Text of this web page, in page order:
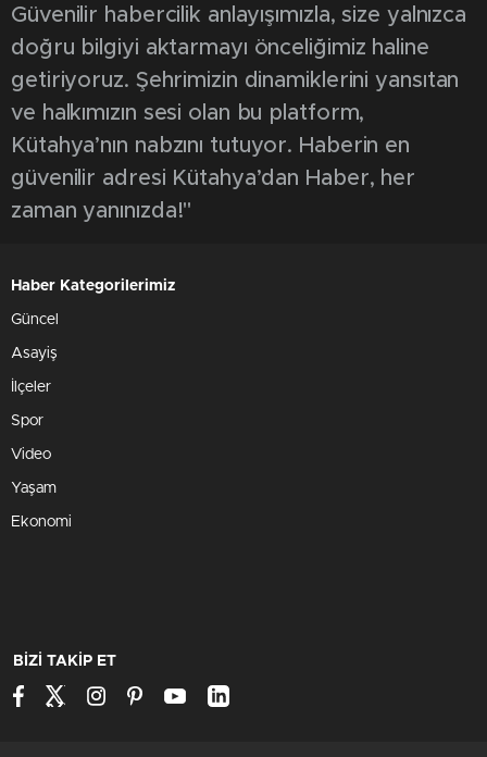
Güvenilir habercilik anlayışımızla, size yalnızca
doğru bilgiyi aktarmayı önceliğimiz haline
getiriyoruz. Şehrimizin dinamiklerini yansıtan
ve halkımızın sesi olan bu platform,
Kütahya’nın nabzını tutuyor. Haberin en
güvenilir adresi Kütahya’dan Haber, her
zaman yanınızda!"
Haber Kategorilerimiz
Güncel
Asayiş
İlçeler
Spor
Video
Yaşam
Ekonomi
BİZİ TAKİP ET